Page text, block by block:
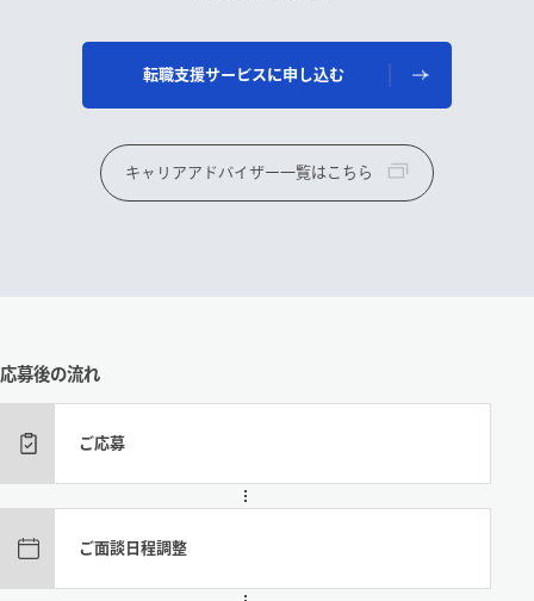
転職支援サービスに申し込む
キャリアアドバイザー一覧はこちら
応募後の流れ
ご応募
ご面談日程調整